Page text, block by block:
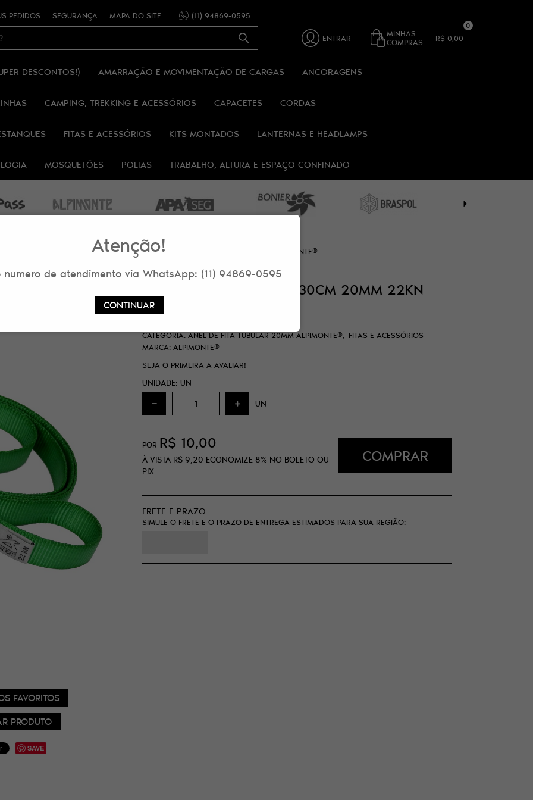
PEDIDOS SEGURANÇA MAPA DO SITE (11) 94869-0595
ENTRAR
MINHAS
COMPRAS
0
R$ 0,00
DESCONTOS!) AMARRAÇÃO E MOVIMENTAÇÃO DE CARGAS ANCORAGENS
CAMPING, TREKKING E ACESSÓRIOS CAPACETES CORDAS
FITAS E ACESSÓRIOS KITS MONTADOS LANTERNAS E HEADLAMPS
MOSQUETÕES POLIAS TRABALHO, ALTURA E ESPAÇO CONFINADO
ANEL DE FITA TUBULAR 30CM 20MM 22KN VERDE ALPIMONTE®
FAVORITOS
PRODUTO
SAVE
ANEL DE FITA TUBULAR 30CM 20MM 22KN
VERDE ALPIMONTE®
CATEGORIA: ANEL DE FITA TUBULAR 20MM ALPIMONTE®
FITAS E ACESSÓRIOS
MARCA: ALPIMONTE®
SEJA O PRIMEIRA A AVALIAR!
UNIDADE: UN
UN
POR R$ 10,00
À VISTA R$ 9,20 ECONOMIZE 8% NO BOLETO OU
PIX
COMPRAR
FRETE E PRAZO
SIMULE O FRETE E O PRAZO DE ENTREGA ESTIMADOS PARA SUA REGIÃO:
Atenção!
numero de atendimento via WhatsApp: (11) 94869-0595
CONTINUAR